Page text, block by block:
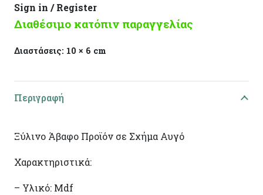
Sign in / Register
Διαθέσιμο κατόπιν παραγγελίας
Διαστάσεις: 10 × 6 cm
Περιγραφή
Ξύλινο Άβαφο Προϊόν σε Σχήμα Αυγό
Χαρακτηριστικά:
– Υλικό: Mdf